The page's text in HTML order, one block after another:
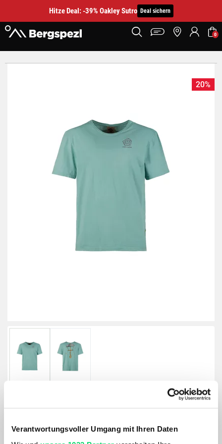
Verantwortungsvoller Umgang mit Ihren Daten
Hitze Deal: -39% Oakley Sutro Deal sichern
0
20%
E9 Herren Sapiens